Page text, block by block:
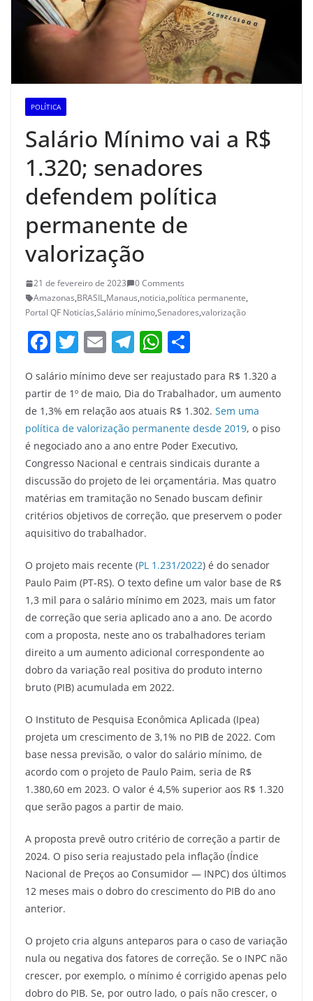
POLÍTICA
Salário Mínimo vai a R$
1.320; senadores
defendem política
permanente de
valorização
21 de fevereiro de 2023
0 Comments
Amazonas,BRASIL,Manaus,noticia,política permanente,
Portal QF Noticías,Salário mínimo,Senadores,valorização
F
a
c
e
b
o
o
k
T
w
itt
er
E
m
ai
l
T
e
gr
a
m
W
h
at
s
A
p
p
h
ar
e
O salário mínimo deve ser reajustado para R$ 1.320 a
partir de 1º de maio, Dia do Trabalhador, um aumento
de 1,3% em relação aos atuais R$ 1.302. Sem uma
política de valorização permanente desde 2019, o piso
é negociado ano a ano entre Poder Executivo,
Congresso Nacional e centrais sindicais durante a
discussão do projeto de lei orçamentária. Mas quatro
matérias em tramitação no Senado buscam definir
critérios objetivos de correção, que preservem o poder
aquisitivo do trabalhador.
O projeto mais recente (PL 1.231/2022) é do senador
Paulo Paim (PT-RS). O texto define um valor base de R$
1,3 mil para o salário mínimo em 2023, mais um fator
de correção que seria aplicado ano a ano. De acordo
com a proposta, neste ano os trabalhadores teriam
direito a um aumento adicional correspondente ao
dobro da variação real positiva do produto interno
bruto (PIB) acumulada em 2022.
O Instituto de Pesquisa Econômica Aplicada (Ipea)
projeta um crescimento de 3,1% no PIB de 2022. Com
base nessa previsão, o valor do salário mínimo, de
acordo com o projeto de Paulo Paim, seria de R$
1.380,60 em 2023. O valor é 4,5% superior aos R$ 1.320
que serão pagos a partir de maio.
A proposta prevê outro critério de correção a partir de
2024. O piso seria reajustado pela inflação (Índice
Nacional de Preços ao Consumidor — INPC) dos últimos
12 meses mais o dobro do crescimento do PIB do ano
anterior.
O projeto cria alguns anteparos para o caso de variação
nula ou negativa dos fatores de correção. Se o INPC não
crescer, por exemplo, o mínimo é corrigido apenas pelo
dobro do PIB. Se, por outro lado, o país não crescer, o